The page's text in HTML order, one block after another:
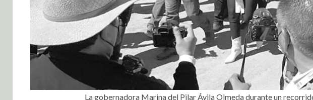
La gobernadora Marina del Pilar Ávila Olmeda durante un